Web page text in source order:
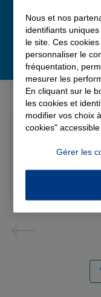
Derniers
Le 05/08/2026 -
Yori A.
Nous et nos
identifiants
le site. Ces
personnaliser le
fréquentation,
mesurer les
En cliquant sur le
les cookies et
modifier vos choix
cookies"
Gérer les